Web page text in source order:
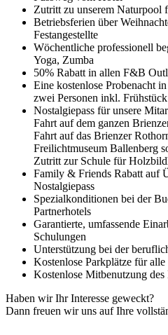
Zutritt zu unserem Naturpool
Betriebsferien über
Festangestellte
Wöchentliche professionell
Yoga, Zumba
50% Rabatt in allen F&B
Eine kostenlose Probenacht
zwei Personen inkl. Frühstück
Nostalgiepass für unsere
Fahrt auf dem ganzen
Fahrt auf das Brienzer
Freilichtmuseum Ballenberg
Zutritt zur Schule für
Family & Friends Rabatt auf
Nostalgiepass
Spezialkonditionen bei der
Partnerhotels
Garantierte, umfassende
Schulungen
Unterstützung bei der
Kostenlose Parkplätze für
Kostenlose Mitbenutzung des
Haben wir Ihr Interesse geweckt?
Dann freuen wir uns auf Ihre